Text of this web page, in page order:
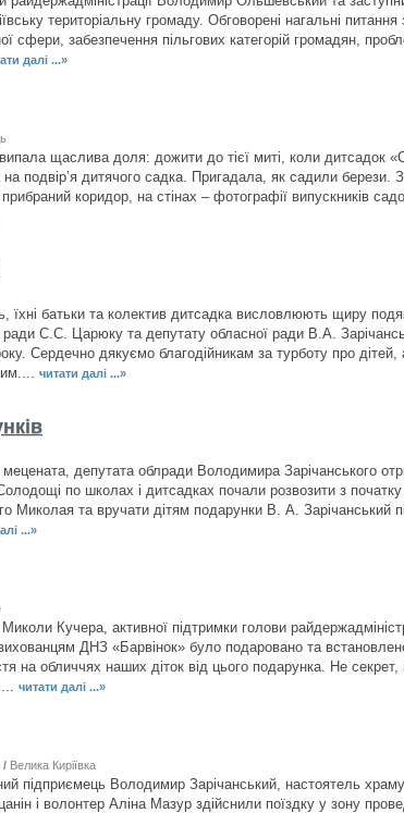
територіальну громаду. Обговорені нагальні питання
сфери, забезпечення пільгових категорій громадян,
далі ...»
щаслива доля: дожити до тієї миті, коли дитсадок
подвір’я дитячого садка. Пригадала, як садили берези.
коридор, на стінах – фотографії випускників
батьки та колектив дитсадка висловлюють щиру
ради С.С. Царюку та депутату обласної ради В.А.
Сердечно дякуємо благодійникам за турботу про
читати далі ...»
депутата облради Володимира Зарічанського
по школах і дитсадках почали розвозити з
Миколая та вручати дітям подарунки В. А. Зарічанський
...»
Кучера, активної підтримки голови
ДНЗ «Барвінок» було подаровано та
на обличчях наших діток від цього подарунка. Не
читати далі ...»
/ Велика Киріївка
підприємець Володимир Зарічанський, настоятель
і волонтер Аліна Мазур здійснили поїздку у зону